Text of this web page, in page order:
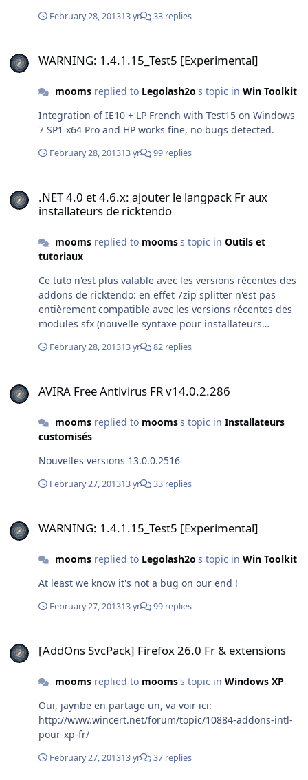
February 28, 201313 yr 33 replies
WARNING: 1.4.1.15_Test5 [Experimental]
moomsreplied to Legolash2o's topic in Win Toolkit
Integration of IE10 + LP French with Test15 on Windows
7 SP1 x64 Pro and HP works fine, no bugs detected.
February 28, 201313 yr 99 replies
.NET 4.0 et 4.6.x: ajouter le langpack Fr aux
installateurs de ricktendo
moomsreplied to mooms's topic in Outils et
tutoriaux
Ce tuto n'est plus valable avec les versions récentes des
addons de ricktendo: en effet 7zip splitter n'est pas
entièrement compatible avec les versions récentes des
modules sfx (nouvelle syntaxe pour installateurs
de config fournis dans le maker intl de ricktendo. Il est
version sans fenêtre de dialogues (nogui)) Si la taille
"intl" dont ricktendo a donné le lien dans le message
précédent, il installera automatiquement le pack
linguistique français mais la décompression est plus
lente car il intègre toutes les langues. Si il y a demande,
j'éditerais le tuto pour expliquer la nouvelle méthode,
archive 7zip sfx.
February 28, 201313 yr 82 replies
AVIRA Free Antivirus FR v14.0.2.286
moomsreplied to mooms's topic in Installateurs
customisés
Nouvelles versions 13.0.0.2516
February 27, 201313 yr 33 replies
WARNING: 1.4.1.15_Test5 [Experimental]
moomsreplied to Legolash2o's topic in Win Toolkit
At least we know it's not a bug on our end !
February 27, 201313 yr 99 replies
[AddOns SvcPack] Firefox 26.0 Fr & extensions
moomsreplied to mooms's topic in Windows XP
Oui, jaynbe en partage un, va voir ici:
http://www.wincert.net/forum/topic/10884-addons-intl-
pour-xp-fr/
February 27, 201313 yr 37 replies